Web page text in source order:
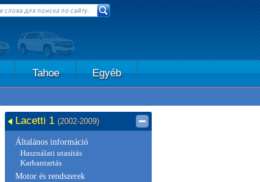
Tahoe Egyéb
Lacetti 1 (2002-2009)
Általános információ
Használati utasítás
Karbantartás
Motor és rendszerek